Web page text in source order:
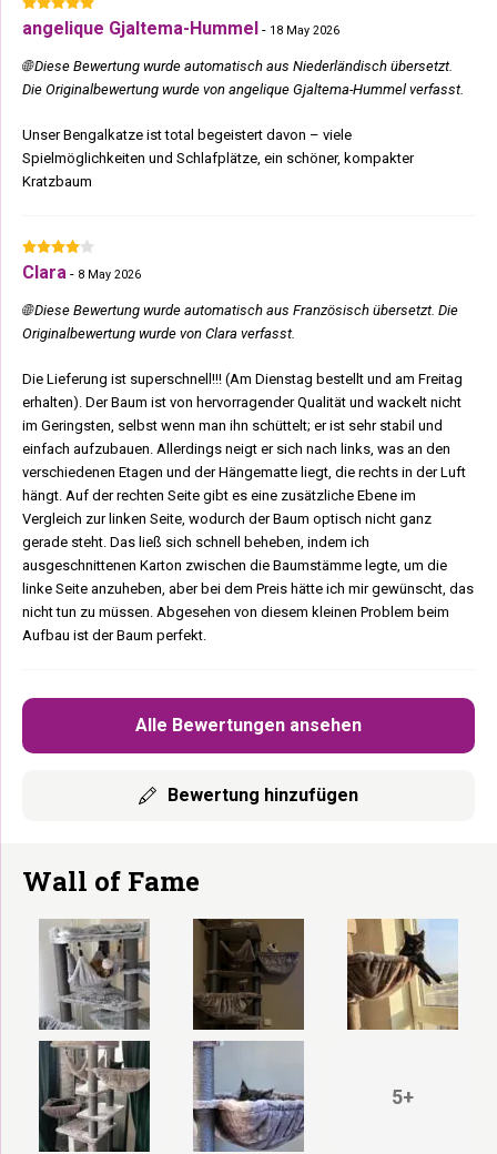
Alle Bewertungen ansehen
Bewertung hinzufügen
angelique Gjaltema-Hummel - 18 May 2026
🌐 Diese Bewertung wurde automatisch aus Niederländisch übersetzt.
Die Originalbewertung wurde von angelique Gjaltema-Hummel verfasst.
Unser Bengalkatze ist total begeistert davon – viele
Spielmöglichkeiten und Schlafplätze, ein schöner, kompakter
Kratzbaum
Clara - 8 May 2026
🌐 Diese Bewertung wurde automatisch aus Französisch übersetzt. Die
Originalbewertung wurde von Clara verfasst.
Die Lieferung ist superschnell!!! (Am Dienstag bestellt und am Freitag
erhalten). Der Baum ist von hervorragender Qualität und wackelt nicht
im Geringsten, selbst wenn man ihn schüttelt; er ist sehr stabil und
einfach aufzubauen. Allerdings neigt er sich nach links, was an den
verschiedenen Etagen und der Hängematte liegt, die rechts in der Luft
hängt. Auf der rechten Seite gibt es eine zusätzliche Ebene im
Vergleich zur linken Seite, wodurch der Baum optisch nicht ganz
gerade steht. Das ließ sich schnell beheben, indem ich
ausgeschnittenen Karton zwischen die Baumstämme legte, um die
linke Seite anzuheben, aber bei dem Preis hätte ich mir gewünscht, das
nicht tun zu müssen. Abgesehen von diesem kleinen Problem beim
Aufbau ist der Baum perfekt.
Wall of Fame
5+